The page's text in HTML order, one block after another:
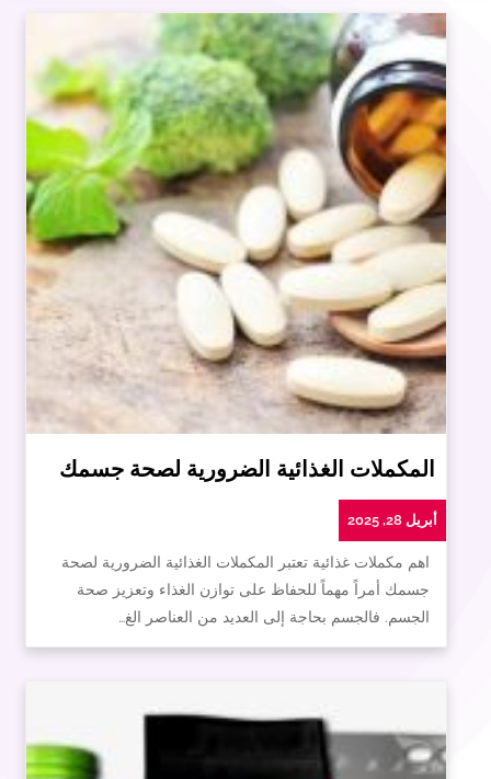
المكملات الغذائية الضرورية لصحة جسمك
أبريل 28, 2025
اهم مكملات غذائية تعتبر المكملات الغذائية الضرورية لصحة
جسمك أمراً مهماً للحفاظ على توازن الغذاء وتعزيز صحة
الجسم. فالجسم بحاجة إلى العديد من العناصر الغ…